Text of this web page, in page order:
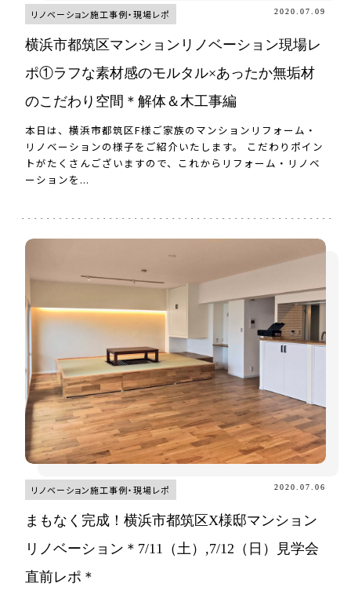
リノベーション施工事例・現場レポ 2020.07.09
横浜市都筑区マンションリノベーション現場レ
ポ①ラフな素材感のモルタル×あったか無垢材
のこだわり空間＊解体＆木工事編
本日は、横浜市都筑区F様ご家族のマンションリフォーム・
リノベーションの様子をご紹介いたします。 こだわりポイン
トがたくさんございますので、これからリフォーム・リノベ
ーションを...
リノベーション施工事例・現場レポ 2020.07.06
まもなく完成！横浜市都筑区X様邸マンション
リノベーション＊7/11（土）,7/12（日）見学会
直前レポ＊